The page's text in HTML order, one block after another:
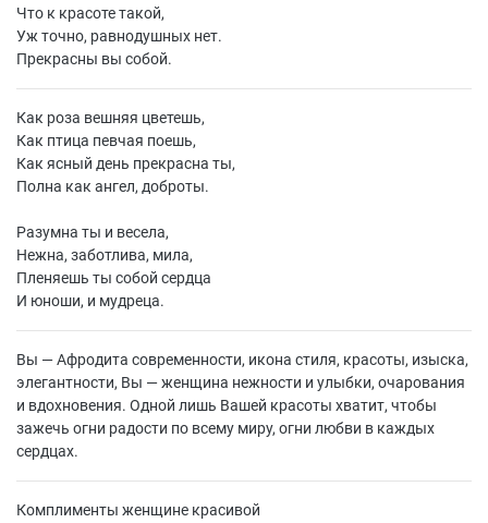
Что к красоте такой,
Уж точно, равнодушных нет.
Прекрасны вы собой.
Как роза вешняя цветешь,
Как птица певчая поешь,
Как ясный день прекрасна ты,
Полна как ангел, доброты.
Разумна ты и весела,
Нежна, заботлива, мила,
Пленяешь ты собой сердца
И юноши, и мудреца.
Вы — Афродита современности, икона стиля, красоты, изыска,
элегантности, Вы — женщина нежности и улыбки, очарования
и вдохновения. Одной лишь Вашей красоты хватит, чтобы
зажечь огни радости по всему миру, огни любви в каждых
сердцах.
Комплименты женщине красивой